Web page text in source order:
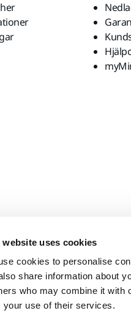
website uses cookies
cookies to personalise
share information about
who may combine it with
your use of their services.